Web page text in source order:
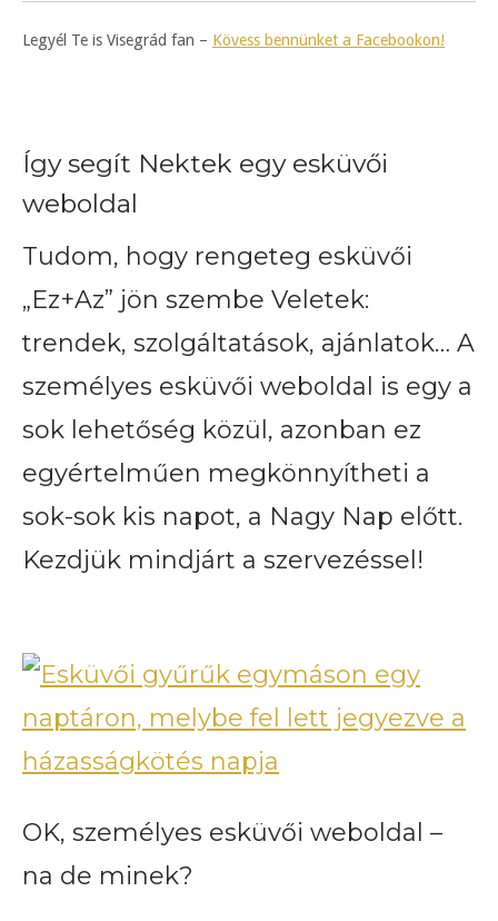
Legyél Te is Visegrád fan – Kövess bennünket a Facebookon!
Így segít Nektek egy esküvői
weboldal
Tudom, hogy rengeteg esküvői
„Ez+Az” jön szembe Veletek:
trendek, szolgáltatások, ajánlatok… A
személyes esküvői weboldal is egy a
sok lehetőség közül, azonban ez
egyértelműen megkönnyítheti a
sok-sok kis napot, a Nagy Nap előtt.
Kezdjük mindjárt a szervezéssel!
OK, személyes esküvői weboldal –
na de minek?